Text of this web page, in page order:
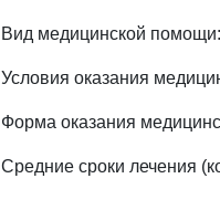
Вид медицинской
Условия оказания
Форма оказания
Средние сроки лечения